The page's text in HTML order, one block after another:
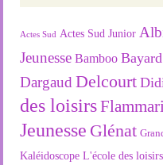
Actes Sud Actes Sud Junior
Jeunesse Bamboo Bayard
Dargaud Delcourt
des loisirs
Jeunesse Glénat
Kaléidoscope L'école des loisirs